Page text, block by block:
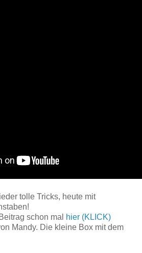
tolle Tricks, heute mit
schon mal
hier (KLICK)
Mandy. Die kleine Box mit dem